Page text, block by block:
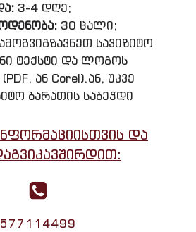
3-4 დღე;
30 ცალი;
სავიზიტო
ტექსტი და ლოგოს
ან Corel).ან, უკვე
ბარათის საბეჭდი
და
577114499